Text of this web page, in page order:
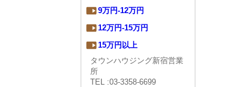
9万円-12万円
12万円-15万円
15万円以上
タウンハウジング新宿営業
所
TEL :03-3358-6699